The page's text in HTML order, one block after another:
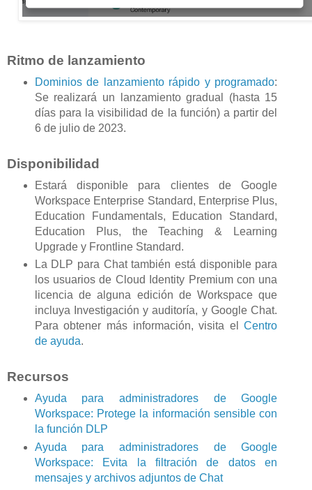
Ritmo de lanzamiento
Dominios de lanzamiento rápido y programado:
Se realizará un lanzamiento gradual (hasta 15
días para la visibilidad de la función) a partir del
6 de julio de 2023.
Disponibilidad
Estará disponible para clientes de Google
Workspace Enterprise Standard, Enterprise Plus,
Education Fundamentals, Education Standard,
Education Plus, the Teaching & Learning
Upgrade y Frontline Standard.
La DLP para Chat también está disponible para
los usuarios de Cloud Identity Premium con una
licencia de alguna edición de Workspace que
incluya Investigación y auditoría, y Google Chat.
Para obtener más información, visita elCentro
de ayuda.
Recursos
Ayuda para administradores de Google
Workspace: Protege la información sensible con
la función DLP
Ayuda para administradores de Google
Workspace: Evita la filtración de datos en
mensajes y archivos adjuntos de Chat